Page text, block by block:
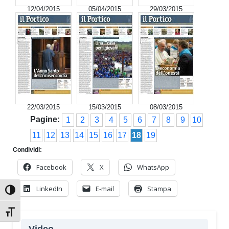
Attiva/disattiva alto contrasto
Attiva/disattiva dimensione testo
12/04/2015 05/04/2015 29/03/2015
22/03/2015 15/03/2015 08/03/2015
Pagine: 1 2 3 4 5 6 7 8 9
10
11
12 13 14 15 16 17 18 19
Condividi:
Facebook X WhatsApp
LinkedIn E-mail Stampa